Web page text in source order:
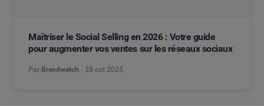
Maîtriser le Social Selling en 2026 : Votre guide
pour augmenter vos ventes sur les réseaux sociaux
Par Brandwatch 28 oct 2025